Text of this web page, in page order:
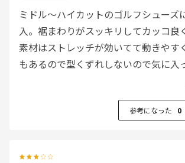
ミドル〜ハイカットのゴルフシューズ
入。裾まわりがスッキリしてカッコ良
素材はストレッチが効いてて動きやす
もあるので型くずれしないので気に入
参考になった 0